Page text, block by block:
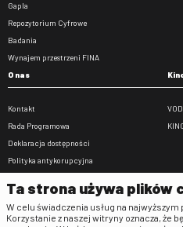
Gapla
Repozytorium Cyfrowe
Badania
Wynajem przestrzeni FINA
O nas
Kontakt
Rada Programowa
Deklaracja dostępności
Polityka antykorupcyjna
Zamówienia publiczne
Praca w FINA
Ta strona używa plików
W celu świadczenia usług na
Korzystanie z naszej witryny oznacza, że